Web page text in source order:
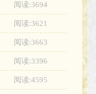
阅读:3694
阅读:3621
阅读:3663
阅读:3396
阅读:4595